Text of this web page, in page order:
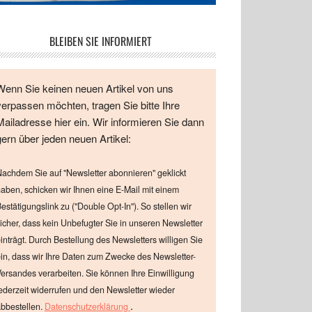
BLEIBEN SIE INFORMIERT
Sie keinen neuen Artikel von uns
möchten, tragen Sie bitte Ihre
hier ein. Wir informieren Sie dann
über jeden neuen Artikel:
Sie auf "Newsletter abonnieren" geklickt
schicken wir Ihnen eine E-Mail mit einem
zu ("Double Opt-In"). So stellen wir
dass kein Unbefugter Sie in unseren Newsletter
Durch Bestellung des Newsletters willigen Sie
dass wir Ihre Daten zum Zwecke des Newsletter-
verarbeiten. Sie können Ihre Einwilligung
widerrufen und den Newsletter wieder
Datenschutzerklärung .